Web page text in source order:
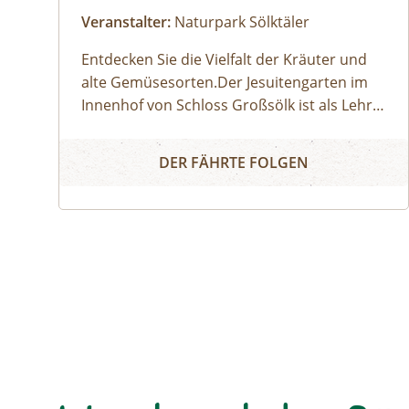
Veranstalter: Naturpark Sölktäler
Entdecken Sie die Vielfalt der Kräuter und
alte Gemüsesorten.Der Jesuitengarten im
Innenhof von Schloss Großsölk ist als Lehr-
gedeihen hier viele Heil- und Gewürzkräuter
sowie neue und alte, in Vergessenheit
Entdecke die Wunderwelt der Kräuter
DER FÄHRTE FOLGEN